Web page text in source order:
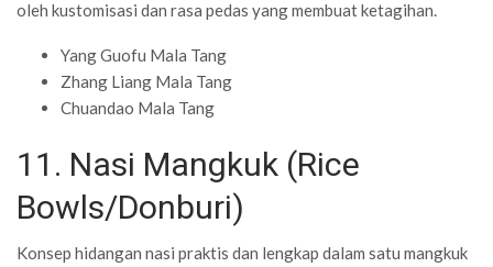
oleh kustomisasi dan rasa pedas yang membuat ketagihan.
Yang Guofu Mala Tang
Zhang Liang Mala Tang
Chuandao Mala Tang
11. Nasi Mangkuk (Rice
Bowls/Donburi)
Konsep hidangan nasi praktis dan lengkap dalam satu mangkuk